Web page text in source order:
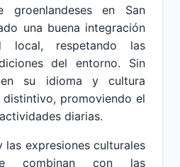
groenlandeses en San
una buena integración
local, respetando las
del entorno. Sin
su idioma y cultura
promoviendo el
diarias.
las expresiones culturales
combinan con las